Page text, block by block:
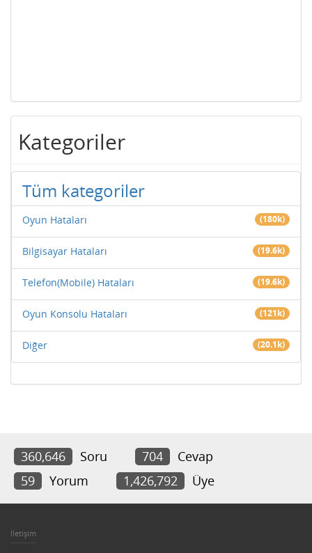
Kategoriler
Tüm kategoriler
Oyun Hataları (180k)
Bilgisayar Hataları (19.6k)
Telefon(Mobile) Hataları (19.6k)
Oyun Konsolu Hataları (121k)
Diğer (20.1k)
360,646 Soru 704
Cevap
59
Yorum 1,426,792 Üye
İletişim